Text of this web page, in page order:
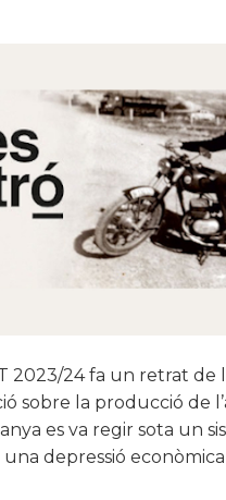
2023/24 fa un retrat de
sobre la producció de
es va regir sota un
depressió econòmica